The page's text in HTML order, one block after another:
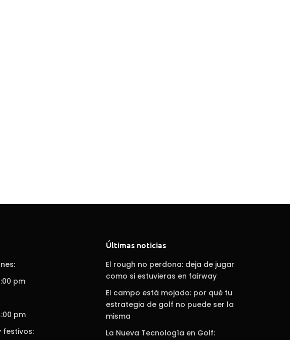
pm
pm
festivos:
Últimas noticias
El rough no perdona: deja de jugar
como si estuvieras en fairway
El campo está mojado: por qué tu
estrategia de golf no puede ser la
misma
La Nueva Tecnología en Golf: